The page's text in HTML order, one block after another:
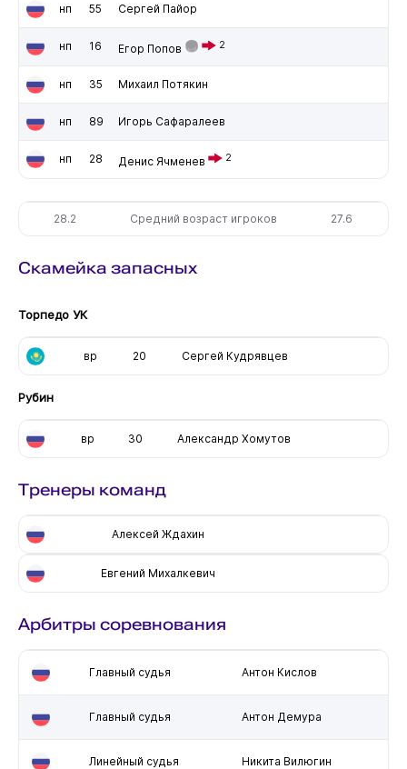
нп 55 Сергей Пайор
нп 16 Егор Попов 2
нп 35 Михаил Потякин
нп 89 Игорь Сафаралеев
нп 28 Денис Ячменев 2
28.2 Средний возраст игроков 27.6
Скамейка запасных
Торпедо УК
вр 20 Сергей Кудрявцев
Рубин
вр 30 Александр Хомутов
Тренеры команд
Алексей Ждахин
Евгений Михалкевич
Арбитры соревнования
Главный судья Антон Кислов
Главный судья Антон Демура
Линейный судья Никита Вилюгин